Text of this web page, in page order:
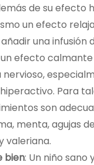
de su efecto
un efecto
una infusión
efecto
nervioso,
Para
son
menta, agujas
valeriana.
bien: Un niño sano